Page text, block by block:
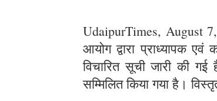
UdaipurTimes, August
आयोग द्वारा प्राध्यापक एवं
विचारित सूची जारी की
सम्मिलित किया गया है।